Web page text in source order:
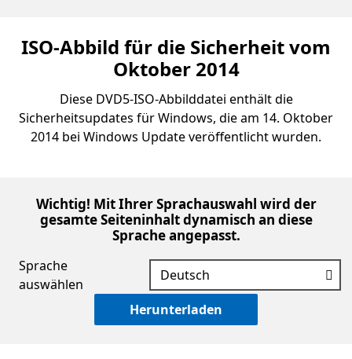
ISO-Abbild für die Sicherheit vom
Oktober 2014
Diese DVD5-ISO-Abbilddatei enthält die
Sicherheitsupdates für Windows, die am 14. Oktober
2014 bei Windows Update veröffentlicht wurden.
Wichtig! Mit Ihrer Sprachauswahl wird der
gesamte Seiteninhalt dynamisch an diese
Sprache angepasst.
Sprache
auswählen
Herunterladen